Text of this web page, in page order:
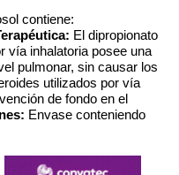
contiene:
El dipropionato
vía inhalatoria posee una
pulmonar, sin causar los
utilizados por vía
de fondo en el
Envase conteniendo